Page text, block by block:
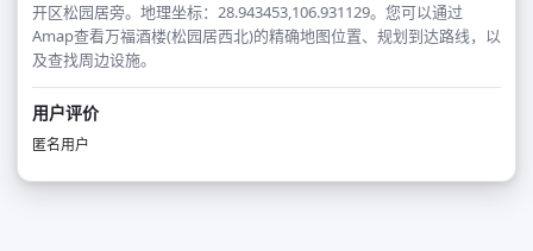
开区松园居旁。地理坐标：28.943453,106.931129。您可以通过
Amap查看万福酒楼(松园居西北)的精确地图位置、规划到达路线，以
及查找周边设施。
用户评价
匿名用户